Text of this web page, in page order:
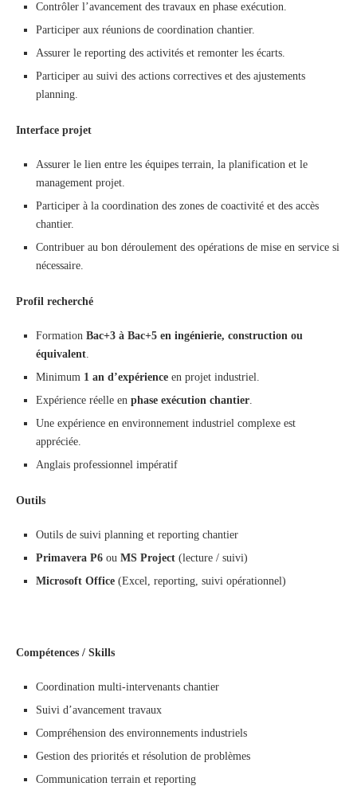
Contrôler l’avancement des travaux en phase exécution.
Participer aux réunions de coordination chantier.
Assurer le reporting des activités et remonter les écarts.
Participer au suivi des actions correctives et des ajustements
planning.
Interface projet
Assurer le lien entre les équipes terrain, la planification et le
management projet.
Participer à la coordination des zones de coactivité et des accès
chantier.
Contribuer au bon déroulement des opérations de mise en service si
nécessaire.
Profil recherché
Formation Bac+3 à Bac+5 en ingénierie, construction ou
équivalent.
Minimum 1 an d’expérience en projet industriel.
Expérience réelle en phase exécution chantier.
Une expérience en environnement industriel complexe est
appréciée.
Anglais professionnel impératif
Outils
Outils de suivi planning et reporting chantier
Primavera P6 ou MS Project (lecture / suivi)
Microsoft Office (Excel, reporting, suivi opérationnel)
Compétences / Skills
Coordination multi-intervenants chantier
Suivi d’avancement travaux
Compréhension des environnements industriels
Gestion des priorités et résolution de problèmes
Communication terrain et reporting